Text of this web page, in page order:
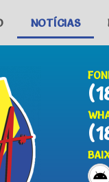
NOTÍCIAS